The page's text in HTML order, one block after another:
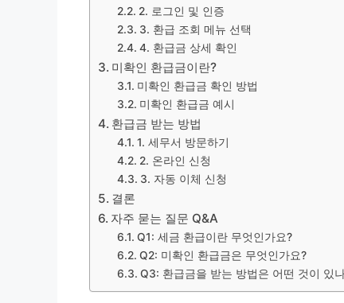
2. 로그인 및 인증
3. 환급 조회 메뉴 선택
4. 환급금 상세 확인
미확인 환급금이란?
미확인 환급금 확인 방법
미확인 환급금 예시
환급금 받는 방법
1. 세무서 방문하기
2. 온라인 신청
3. 자동 이체 신청
결론
자주 묻는 질문 Q&A
Q1: 세금 환급이란 무엇인가요?
Q2: 미확인 환급금은 무엇인가요?
Q3: 환급금을 받는 방법은 어떤 것이 있